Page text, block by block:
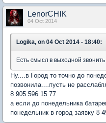
LenorCHIK
04 Oct 2014
Logika, on 04 Oct 2014 - 18:40:
Есть смысл в выходной
Ну....в Город то точно до
позвонила....пусть не
8 905 596 15 77
а если до понедельника
понедельник в город заявку 8